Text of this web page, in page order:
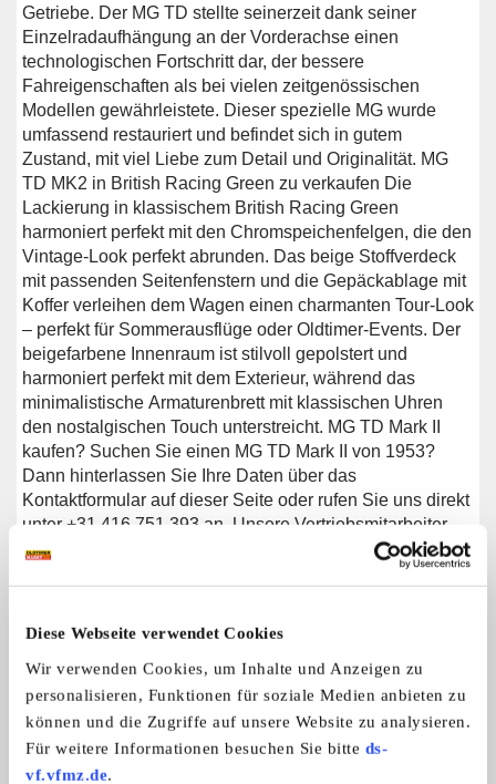
Diese Webseite verwendet Cookies
Wir verwenden Cookies, um Inhalte und Anzeigen zu
personalisieren, Funktionen für soziale Medien anbieten zu
können und die Zugriffe auf unsere Website zu analysieren.
Für weitere Informationen besuchen Sie bitte ds-
vf.vfmz.de.
Getriebe. Der MG TD stellte seinerzeit dank seiner
Einzelradaufhängung an der Vorderachse einen
technologischen Fortschritt dar, der bessere
Fahreigenschaften als bei vielen zeitgenössischen
Modellen gewährleistete. Dieser spezielle MG wurde
umfassend restauriert und befindet sich in gutem
Zustand, mit viel Liebe zum Detail und Originalität. MG
TD MK2 in British Racing Green zu verkaufen Die
Lackierung in klassischem British Racing Green
harmoniert perfekt mit den Chromspeichenfelgen, die den
Vintage-Look perfekt abrunden. Das beige Stoffverdeck
mit passenden Seitenfenstern und die Gepäckablage mit
Koffer verleihen dem Wagen einen charmanten Tour-Look
– perfekt für Sommerausflüge oder Oldtimer-Events. Der
beigefarbene Innenraum ist stilvoll gepolstert und
harmoniert perfekt mit dem Exterieur, während das
minimalistische Armaturenbrett mit klassischen Uhren
den nostalgischen Touch unterstreicht. MG TD Mark II
kaufen? Suchen Sie einen MG TD Mark II von 1953?
Dann hinterlassen Sie Ihre Daten über das
Kontaktformular auf dieser Seite oder rufen Sie uns direkt
unter +31 416 751 393 an. Unsere Vertriebsmitarbeiter
beantworten gerne alle Ihre Fragen und erstellen Ihnen
können Sie das Fahrzeug bei unsere
Finanzierungspartner finanzieren.